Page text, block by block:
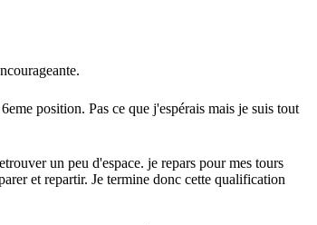
position. Pas ce que j'espérais mais je suis tout
un peu d'espace. je repars pour mes tours
et repartir. Je termine donc cette qualification